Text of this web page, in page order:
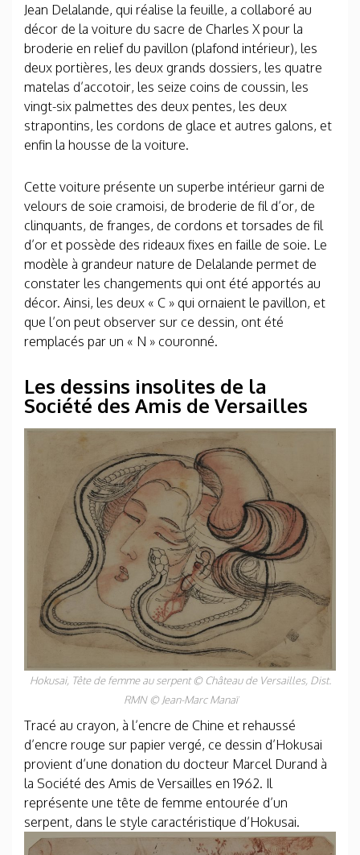
Jean Delalande, qui réalise la feuille, a collaboré au
décor de la voiture du sacre de Charles X pour la
broderie en relief du pavillon (plafond intérieur), les
deux portières, les deux grands dossiers, les quatre
matelas d’accotoir, les seize coins de coussin, les
vingt-six palmettes des deux pentes, les deux
strapontins, les cordons de glace et autres galons, et
enfin la housse de la voiture.
Cette voiture présente un superbe intérieur garni de
velours de soie cramoisi, de broderie de fil d’or, de
clinquants, de franges, de cordons et torsades de fil
d’or et possède des rideaux fixes en faille de soie. Le
modèle à grandeur nature de Delalande permet de
constater les changements qui ont été apportés au
décor. Ainsi, les deux « C » qui ornaient le pavillon, et
que l’on peut observer sur ce dessin, ont été
remplacés par un « N » couronné.
Les dessins insolites de la
Société des Amis de Versailles
Hokusai, Tête de femme au serpent© Château de Versailles, Dist.
RMN © Jean-Marc Manaï
Tracé au crayon, à l’encre de Chine et rehaussé
d’encre rouge sur papier vergé, ce dessin d’Hokusai
provient d’une donation du docteur Marcel Durand à
la Société des Amis de Versailles en 1962. Il
représente une tête de femme entourée d’un
serpent, dans le style caractéristique d’Hokusai.